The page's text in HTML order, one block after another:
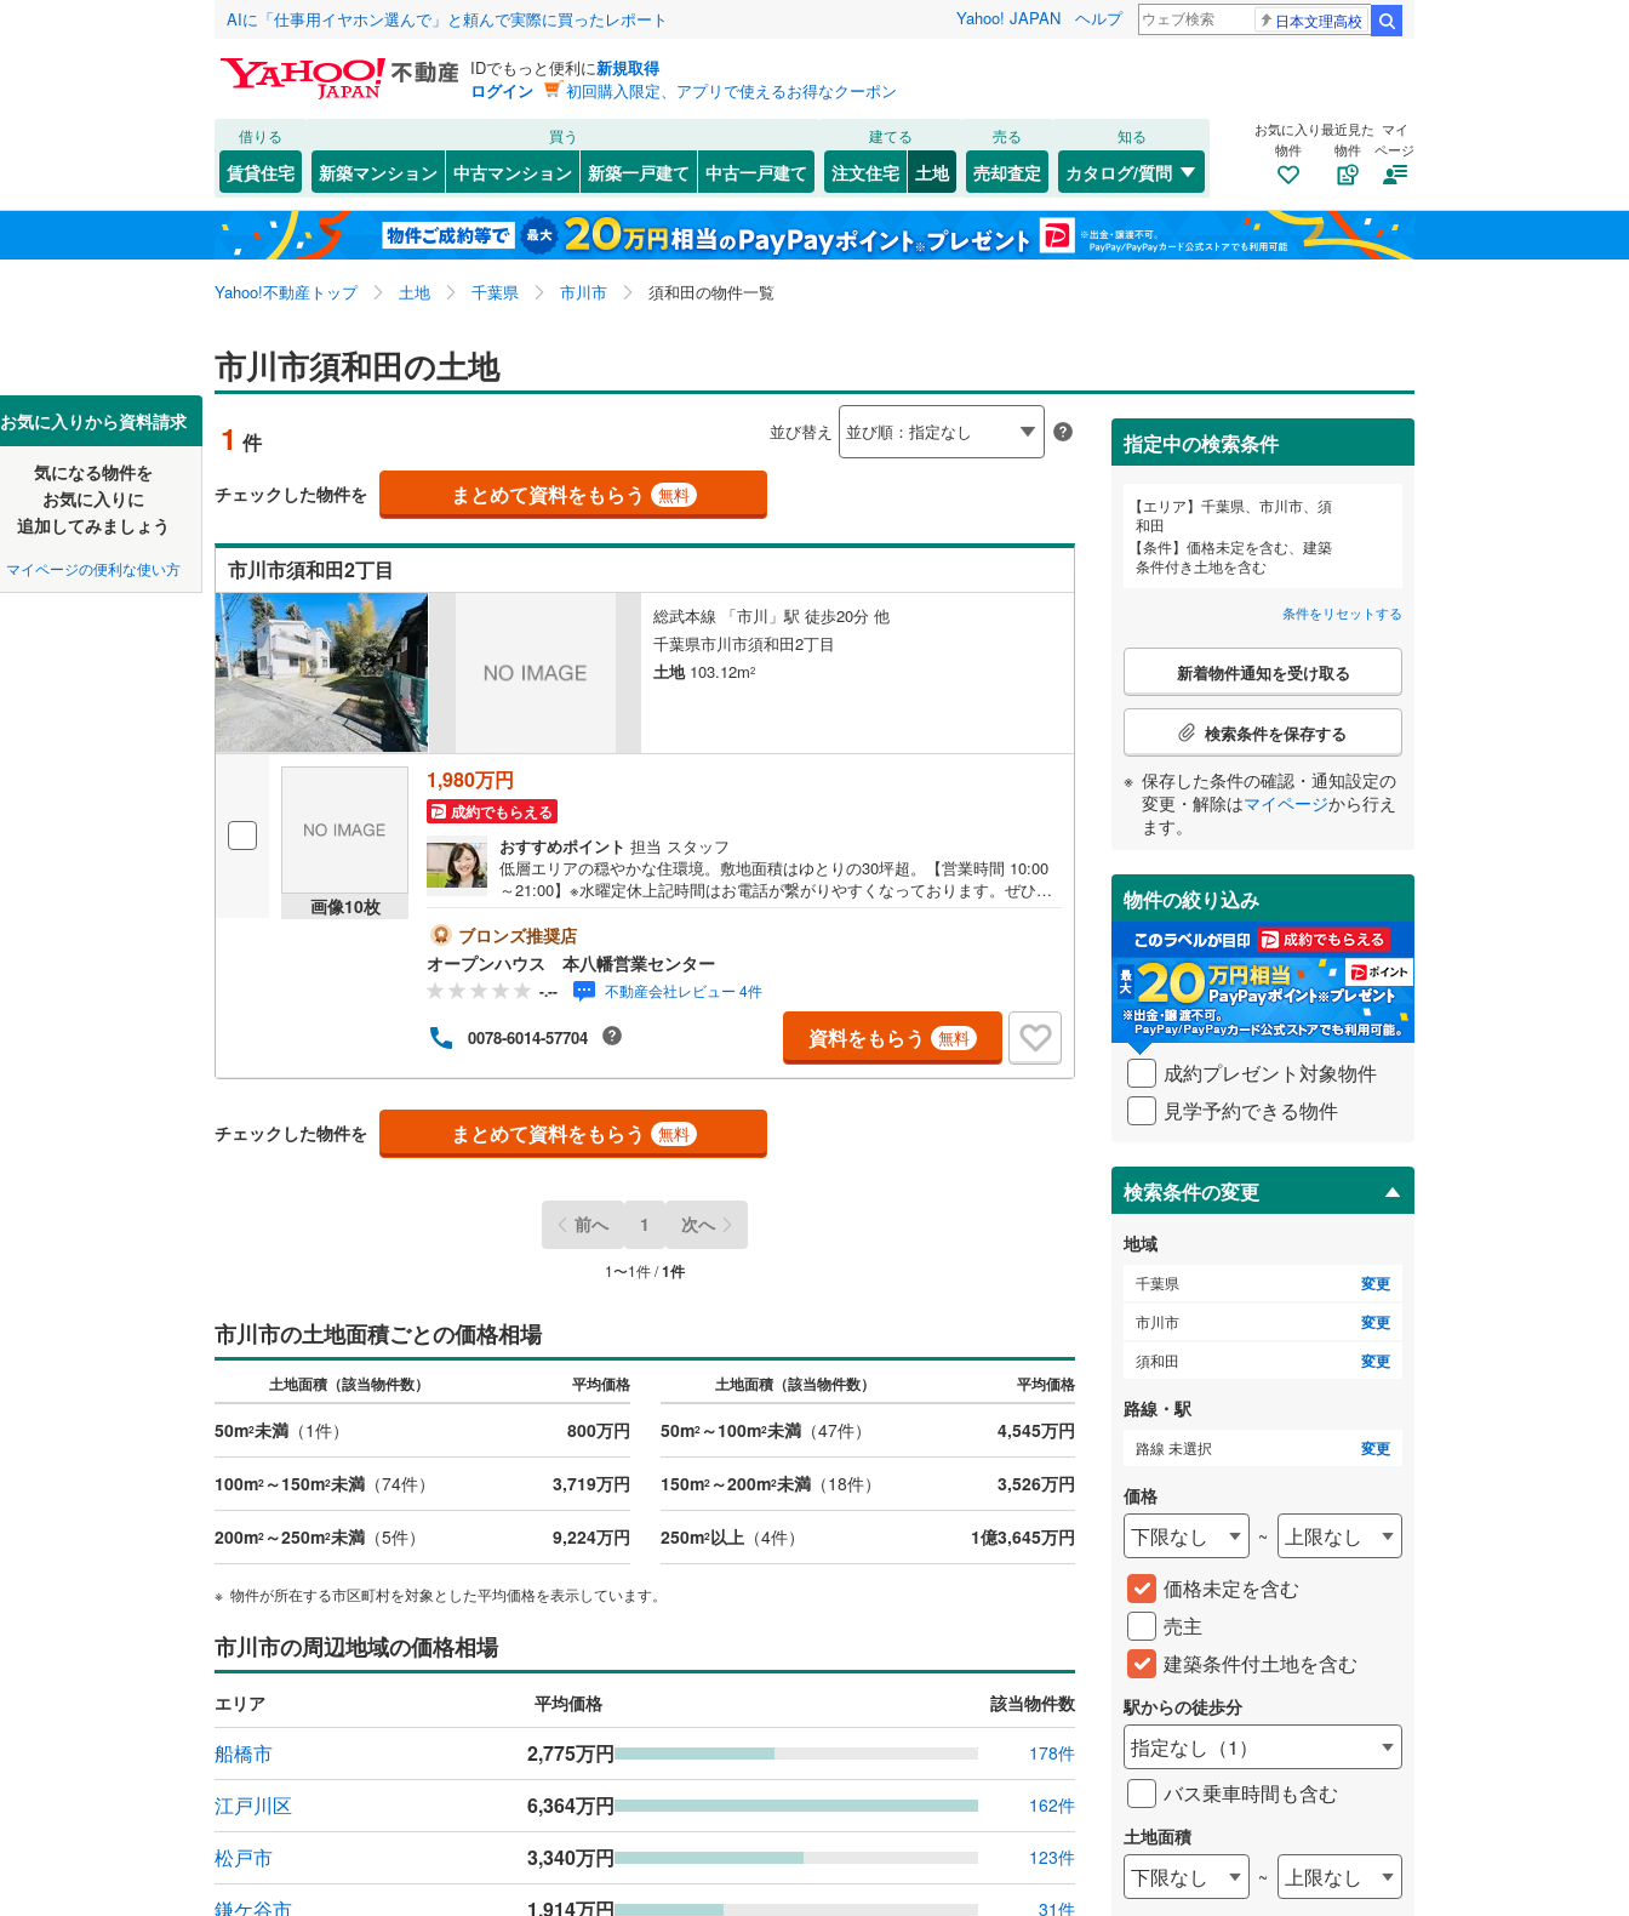
AIに「仕事用イヤホン選んで」と頼んで実際に買ったレポート Yahoo! JAPAN ヘルプ 日本文理高校
IDでもっと便利に新規取得
ログイン
初回購入限定、アプリで使えるお得なクーポン
借りる
賃貸住宅
買う
新築マンション 中古マンション 新築一戸建て 中古一戸建て
建てる
注文住宅 土地
売る
売却査定
知る
カタログ/質問
お気に入り
物件
最近見た
物件
マイ
ページ
Yahoo!不動産トップ 土地 千葉県 市川市 須和田の物件一覧
お気に入りから資料請求
気になる物件を
お気に入りに
追加してみましょう
マイページの便利な使い方
市川市須和田の土地
1 件 並び替え
チェックした物件を まとめて資料をもらう 無料
市川市須和田2丁目
総武本線 「市川」駅 徒歩20分 他
千葉県市川市須和田2丁目
土地103.12m2
画像10枚
1,980万円
成約でもらえる
おすすめポイント 担当 スタッフ
低層エリアの穏やかな住環境。敷地面積はゆとりの30坪超。【営業時間 10:00
～21:00】※水曜定休上記時間はお電話が繋がりやすくなっております。ぜひお
料）」ボタンよりご希望の日時をご記入いただけますとスムーズにご案内が可
能です。◎現地のご案内について・平日や夜遅い時間帯もご案内が可能 ※定休
日を除く・経験豊富なスタッフが物件詳細を丁寧にご説明いたします。・車で
ご自宅や最寄り駅等、ご指定の場所まで送迎します。・チャイルドシートのご
用意ございます。◎個別FP相談会 無料物件のご紹介だけでなく住宅ローン・
資金のご相談、まずは家探しについて話を聞きたいという方も大歓迎です！年
間8000棟以上の限定物件を発表しているオープンハウスだから出会える物件が
多数ございます。ぜひお気軽にご連絡・ご相談ください！※限定物件:当社の
み、もしくは当社を含めた数社でのみご紹介可能なオープンハウス・ディベロ
ップメントの物件
ブロンズ推奨店
オープンハウス 本八幡営業センター
-.-- 不動産会社レビュー 4件
0078-6014-57704 資料をもらう 無料
チェックした物件を まとめて資料をもらう 無料
前へ 1 次へ
1〜1件 /1件
市川市の土地面積ごとの価格相場
土地面積（該当物件数） 平均価格 土地面積（該当物件数） 平均価格
50m2未満 （1件） 800万円 50m2～100m2未満（47件） 4,545万円
100m2 ～150m2未満 （74件） 3,719万円 150m2～200m2未満（18件） 3,526万円
200m2 ～250m2未満 （5件） 9,224万円 250m2以上（4件） 1億3,645万円
物件が所在する市区町村を対象とした平均価格を表示しています。
市川市の周辺地域の価格相場
エリア 平均価格 該当物件数
船橋市 2,775万円 178件
江戸川区 6,364万円 162件
松戸市 3,340万円 123件
鎌ケ谷市 1,914万円 31件
指定中の検索条件
エリア
千葉県、市川市、須
和田
条件
価格未定を含む、建築
条件付き土地を含む
条件をリセットする
こ
検
条
件
受
け
取
る
・
条
件
を
イ
ペ
ジ
に
保
存
す
る
新着物件通知を受け取る
検索条件を保存する
保存した条件の確認・通知設定の
変更・解除はマイページから行え
ます。
物件の絞り込み
成約プレゼント対象物件
見学予約できる物件
検索条件の変更
地域
千葉県 変更
市川市 変更
須和田 変更
路線・駅
路線 未選択 変更
価格
下限なし ~
上限なし
価格未定を含む
売主
建築条件付土地を含む
駅からの徒歩分
指定なし （1 ）
バス乗車時間も含む
土地面積
下限なし ~ 上限なし
北海道 北海道
東北 青森 岩手 宮城 秋田 山形 福島
関東 東京 神奈川 埼玉
信越・北陸 新潟
三重
近畿 大阪 兵庫
中国 鳥取 島根 岡山 広島 山口
四国 愛媛 高知
九州・沖縄 福岡 佐賀 長崎 鹿児島 沖縄
条件をリセットする
千葉市 中央区(94) 花見川区(26) 稲毛区(57)
若葉区(41) 緑区(36) 美浜区(5)
かの地域
館山市
茂原市 成田市(50)
東金市(131) 旭市(49)
習志野市(31) 勝浦市(5 )
市原市(89) 流山市(56) 八千代市(49)
我孫子市(18) 鴨川市(12)
富津市 浦安市(22)
八街市(105)
(30)
南房総市
香取市(4)
山武市(176 大網白里市
印旛郡酒々井町(7) 印旛郡栄町(3) 香取郡神崎町(0)
香取郡多古町( 山武郡九十九里町(75)
山武郡芝山町(3) 長生郡一宮町(9)
長生郡長生村(81) 長生郡白子町( 138 )
長生郡長南町(2) 夷隅郡大多喜町 (2
夷隅郡御宿町(1)
条件をリセットする
新井(1) 伊勢宿(5) 市川(4)
大洲(2) 大野町(6) 大和田(13)
鬼越(1
香取(
国分(10) 幸(1) 塩焼(7)
末広( 1) 須和田(1)
曽谷(9)
原木(1
真間(8)
本北方(3 )
若宮(1 ) 2)
条件をリセットする
JR 常磐線(0) 総武本線(1) 外房線(0)
内房線(0) 京葉線(0) 成田線(0)
鹿島線(0) 久留里線(0) 東金線(0)
武蔵野線
(0
地下鉄 東京メトロ東西線
銚子電気鉄道 0) 小湊鐵道(0)
千葉都市モノレール(0) 流鉄流山線(0) つくばエクスプレス(0)
京成成田高速鉄道アクセス線(0) 京成千葉線(0)
京成千原線(0) 京成松戸線(0) 北総鉄道北総線(0)
山万ユーカリが丘線(0) 芝山鉄道(0)
ディズニーリゾートライン
条件をリセットする
条件をリセットする
こだわり条件 配置、向き、建ち方、日当たり
前道6m以上（0） 角地（0） 南道路（0）
平坦地（0） 整形地（0） 古家あり（0）
更地渡し
最寄りの駅が始発駅（0）
オンライン内見(相談)可（0） IT重説可（0）
詳しく見る
条件をリセットする
検索条件を保存しました
この検索条件の新着物件通知は、 マイページから設定できます。
保存した条件を見る
千葉県、市川市、須和田、価格未定を含む、建築条件付
き土地を含む
検索条件を保存する
マイページ
お気に入りリストを見る
閉じる
お気に入りリストを見る
閉じる